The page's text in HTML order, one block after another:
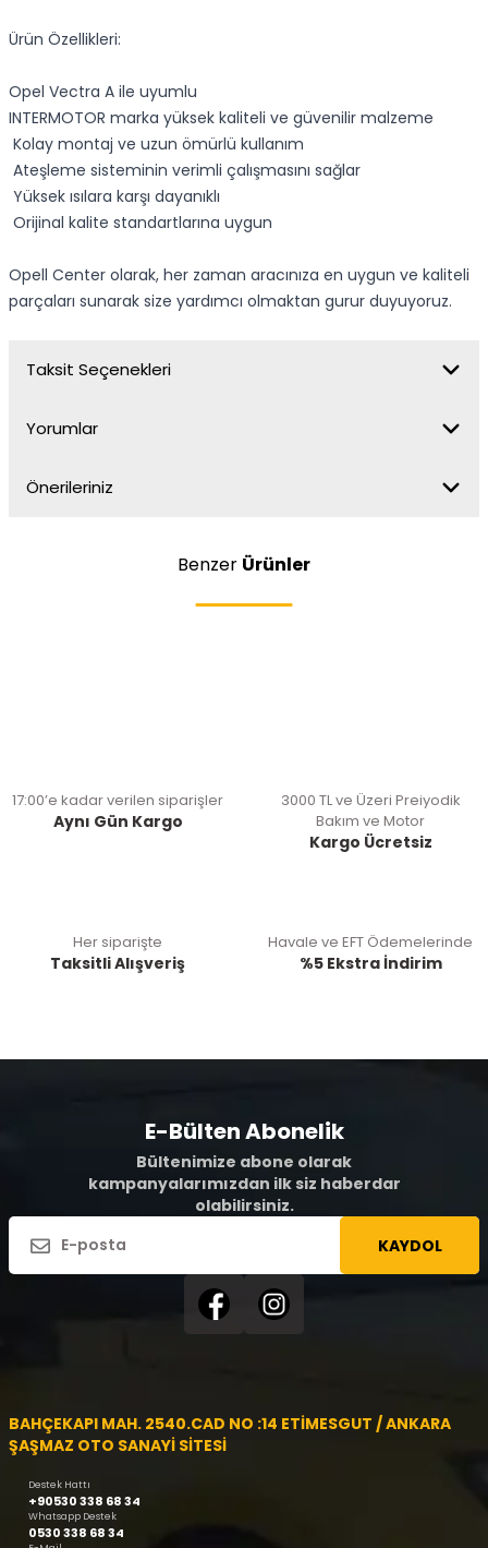
Ürün Özellikleri:
Opel Vectra A ile uyumlu
INTERMOTOR marka yüksek kaliteli ve güvenilir malzeme
Kolay montaj ve uzun ömürlü kullanım
Ateşleme sisteminin verimli çalışmasını sağlar
Yüksek ısılara karşı dayanıklı
Orijinal kalite standartlarına uygun
Opell Center olarak, her zaman aracınıza en uygun ve kaliteli
parçaları sunarak size yardımcı olmaktan gurur duyuyoruz.
Taksit Seçenekleri
Yorumlar
Önerileriniz
Benzer Ürünler
17:00’e kadar verilen siparişler
Aynı Gün Kargo
3000 TL ve Üzeri Preiyodik
Bakım ve Motor
Kargo Ücretsiz
Her siparişte
Taksitli Alışveriş
Havale ve EFT Ödemelerinde
%5 Ekstra İndirim
E-Bülten Abonelik
Bültenimize abone olarak
kampanyalarımızdan ilk siz haberdar
olabilirsiniz.
KAYDOL
BAHÇEKAPI MAH. 2540.CAD NO :14 ETİMESGUT / ANKARA
ŞAŞMAZ OTO SANAYİ SİTESİ
Destek Hattı
+90530 338 68 34
Whatsapp Destek
0530 338 68 34